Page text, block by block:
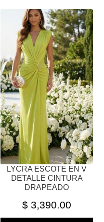
LYCRA ESCOTE EN V
DETALLE CINTURA
DRAPEADO
$ 3,390.00
PRODUCTO
TIENE
MÚLTIPLES
VARIANTES.
LAS
OPCIONES
SE
PUEDEN
ELEGIR
EN
LA
PÁGINA
DE
PRODUCTO